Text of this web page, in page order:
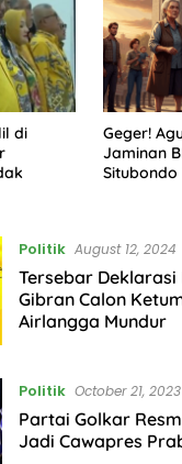
di
Geger!
Jaminan
Politik August 12, 2024
Tersebar Deklarasi
Gibran Calon
Airlangga Mundur
Politik October 21, 2023
Partai Golkar
Jadi Cawapres